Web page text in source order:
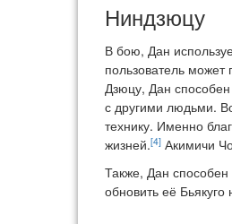
Ниндзюцу
В бою, Дан
пользователь может
Дзюцу, Дан способен
с другими людьми.
технику. Именно
жизней.[4] Акимичи
Также, Дан способен
обновить её Бьякуго